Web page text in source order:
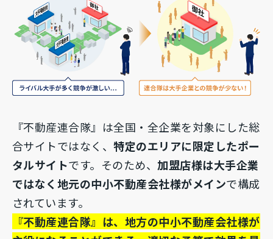
『不動産連合隊』は全国・全企業を対象にした総
合サイトではなく、特定のエリアに限定したポー
タルサイトです。そのため、 加盟店様は大手企業
ではなく地元の中小不動産会社様がメインで構成
されています。
『不動産連合隊』は、地方の中小不動産会社様が